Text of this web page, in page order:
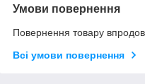
Умови повернення
Повернення товару
Всі умови повернення